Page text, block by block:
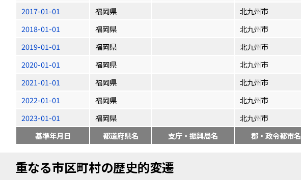
2017-01-01
福岡県 北九州市
2018-01-01
福岡県 北九州市
2019-01-01
福岡県 北九州市
2020-01-01
福岡県 北九州市
2021-01-01
福岡県 北九州市
2022-01-01
福岡県 北九州市
2023-01-01
福岡県 北九州市
基準年月日
都道府県名 支庁・振興局名 郡・政令都市名
重なる市区町村の歴史的変遷